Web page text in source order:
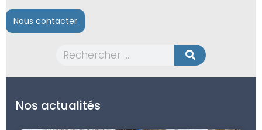
Nous contacter
Nos actualités